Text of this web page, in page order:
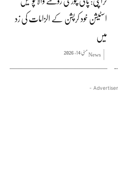
اسٹیشن خود کرپشن کے الزامات کی زد
میں
Newsمئی 14, 2026